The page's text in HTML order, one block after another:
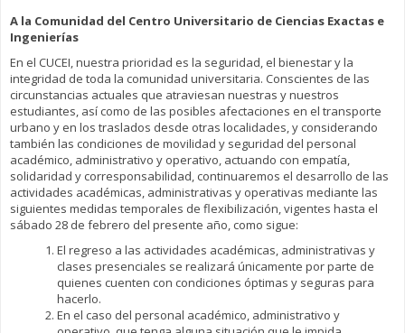
A la Comunidad del Centro Universitario de Ciencias Exactas e
Ingenierías
En el CUCEI, nuestra prioridad es la seguridad, el bienestar y la
integridad de toda la comunidad universitaria. Conscientes de las
circunstancias actuales que atraviesan nuestras y nuestros
estudiantes, así como de las posibles afectaciones en el transporte
urbano y en los traslados desde otras localidades, y considerando
también las condiciones de movilidad y seguridad del personal
académico, administrativo y operativo, actuando con empatía,
solidaridad y corresponsabilidad, continuaremos el desarrollo de las
actividades académicas, administrativas y operativas mediante las
siguientes medidas temporales de flexibilización, vigentes hasta el
sábado 28 de febrero del presente año, como sigue:
El regreso a las actividades académicas, administrativas y
clases presenciales se realizará únicamente por parte de
quienes cuenten con condiciones óptimas y seguras para
hacerlo.
En el caso del personal académico, administrativo y